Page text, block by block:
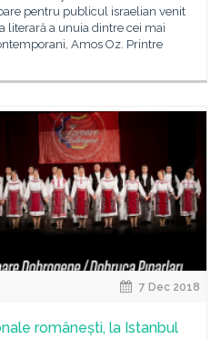
pentru publicul israelian venit
literară a unuia dintre cei mai
Amos Oz. Printre
7 Dec 2018
românești, la Istanbul